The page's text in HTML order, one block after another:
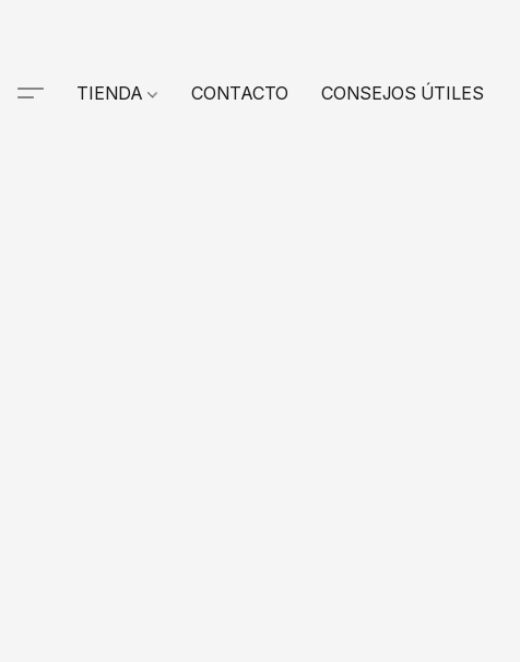
TIENDA CONTACTO CONSEJOS ÚTILES